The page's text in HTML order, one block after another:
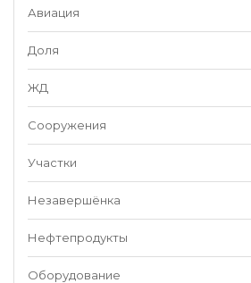
Авиация
Доля
ЖД
Сооружения
Участки
Незавершёнка
Нефтепродукты
Оборудование